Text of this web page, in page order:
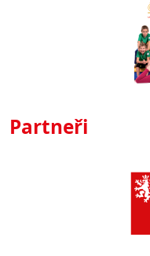
Partneři